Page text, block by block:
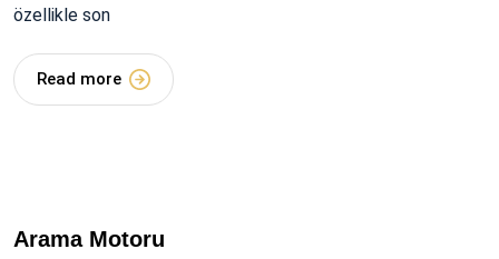
özellikle son
Read more
Arama Motoru